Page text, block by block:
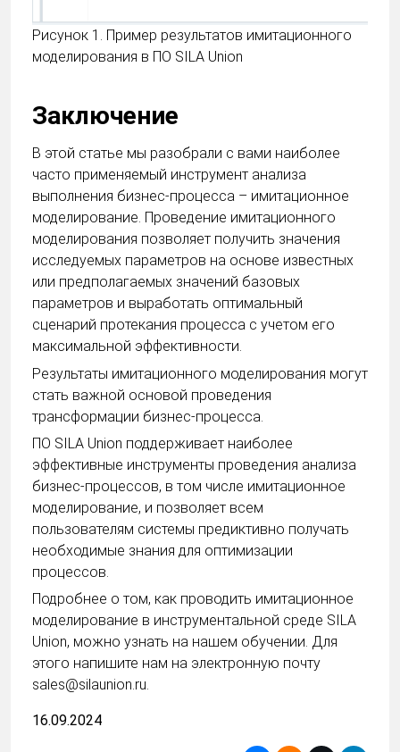
Рисунок 1. Пример результатов имитационного
моделирования в ПО SILA Union
Заключение
В этой статье мы разобрали с вами наиболее
часто применяемый инструмент анализа
выполнения бизнес-процесса – имитационное
моделирование. Проведение имитационного
моделирования позволяет получить значения
исследуемых параметров на основе известных
или предполагаемых значений базовых
параметров и выработать оптимальный
сценарий протекания процесса с учетом его
максимальной эффективности.
Результаты имитационного моделирования могут
стать важной основой проведения
трансформации бизнес-процесса.
ПО SILA Union поддерживает наиболее
эффективные инструменты проведения анализа
бизнес-процессов, в том числе имитационное
моделирование, и позволяет всем
пользователям системы предиктивно получать
необходимые знания для оптимизации
процессов.
Подробнее о том, как проводить имитационное
моделирование в инструментальной среде SILA
Union, можно узнать на нашем обучении. Для
этого напишите нам на электронную почту
sales@silaunion.ru.
16.09.2024